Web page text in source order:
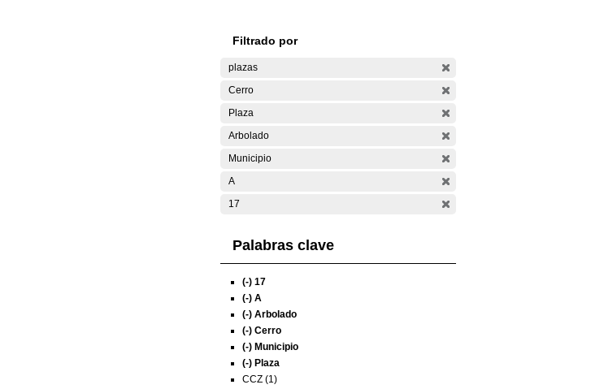
Filtrado por
plazas
Cerro
Plaza
Arbolado
Municipio
A
17
Palabras clave
(-) 17
(-) A
(-) Arbolado
(-) Cerro
(-) Municipio
(-) Plaza
CCZ (1)